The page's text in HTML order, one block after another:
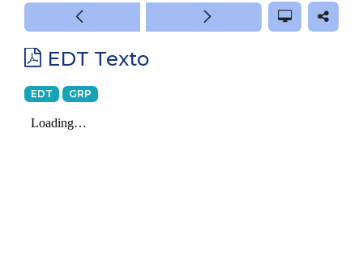
EDT Texto
EDT GRP